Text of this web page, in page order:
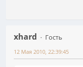
xhard
Гость
12 Мая 2010, 22:39:45